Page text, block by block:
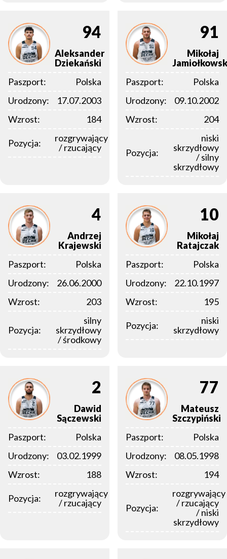
94
Aleksander
Dziekański
Paszport:
Polska
Urodzony:
17.07.2003
Wzrost:
184
Pozycja:
rozgrywający
/ rzucający
91
Mikołaj
Paszport:
Polska
Urodzony:
09.10.2002
Wzrost:
204
Pozycja:
niski
skrzydłowy
/ silny
skrzydłowy
4
Andrzej
Krajewski
Paszport:
Polska
Urodzony:
26.06.2000
Wzrost:
203
Pozycja:
silny
skrzydłowy
/ środkowy
10
Mikołaj
Ratajczak
Paszport:
Polska
Urodzony:
22.10.1997
Wzrost:
195
Pozycja:
niski
skrzydłowy
2
Dawid
Sączewski
Paszport:
Polska
Urodzony:
03.02.1999
Wzrost:
188
Pozycja:
rozgrywający
/ rzucający
77
Mateusz
Szczypiński
Paszport:
Polska
Urodzony:
08.05.1998
Wzrost:
194
Pozycja:
rozgrywający
/ rzucający
/ niski
skrzydłowy